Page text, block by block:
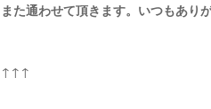
また通わせて頂きます。いつもあり
↑↑↑